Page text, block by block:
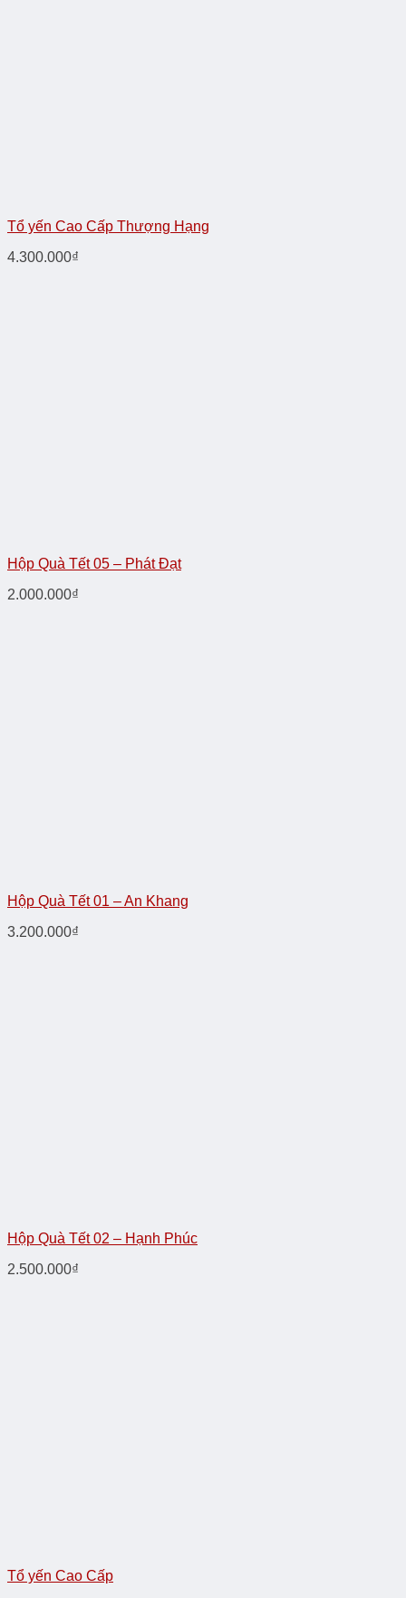
Tổ yến Cao Cấp Thượng Hạng
4.300.000₫
Hộp Quà Tết 05 – Phát Đạt
2.000.000₫
Hộp Quà Tết 01 – An Khang
3.200.000₫
Hộp Quà Tết 02 – Hạnh Phúc
2.500.000₫
Tổ yến Cao Cấp